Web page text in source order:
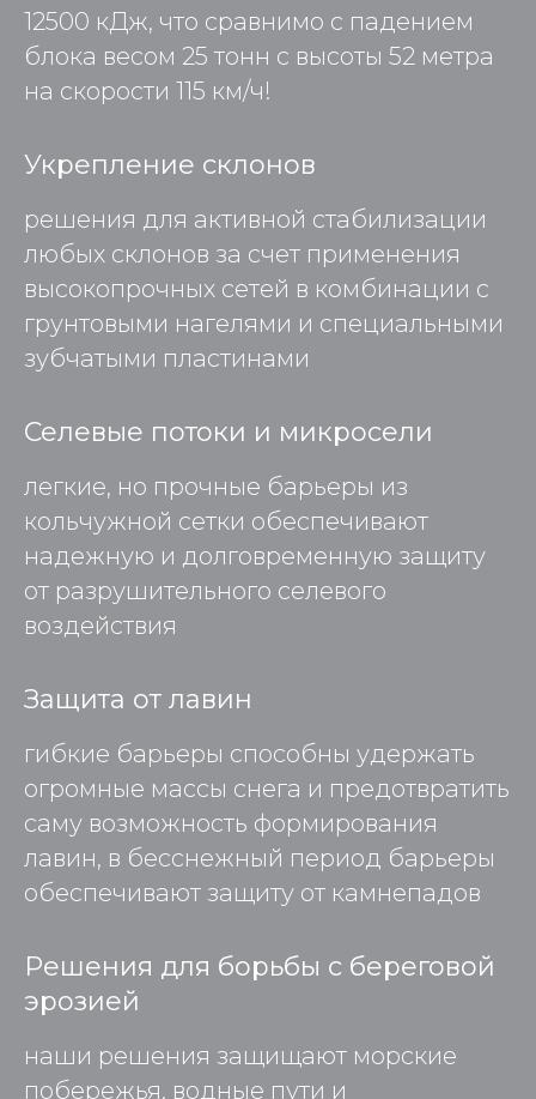
12500 кДж, что сравнимо с падением
блока весом 25 тонн с высоты 52 метра
на скорости 115 км/ч!
Укрепление склонов
решения для активной стабилизации
любых склонов за счет применения
высокопрочных сетей в комбинации с
грунтовыми нагелями и специальными
зубчатыми пластинами
Селевые потоки и микросели
легкие, но прочные барьеры из
кольчужной сетки обеспечивают
надежную и долговременную защиту
от разрушительного селевого
воздействия
Защита от лавин
гибкие барьеры способны удержать
огромные массы снега и предотвратить
саму возможность формирования
лавин, в бесснежный период барьеры
обеспечивают защиту от камнепадов
Решения для борьбы с береговой
эрозией
наши решения защищают морские
побережья, водные пути и